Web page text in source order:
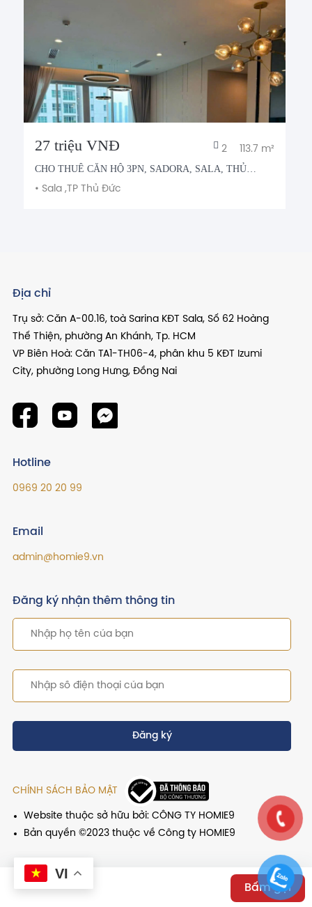
Bấm gọi
CHO THUÊ CĂN HỘ 3PN, SADORA, SALA, THỦ
THIÊM
• Sala ,TP Thủ Đức
2 113.7 m²
27 triệu VNĐ
Địa chỉ
Trụ sở: Căn A-00.16, toà Sarina KĐT Sala, Số 62 Hoàng
Thế Thiện, phường An Khánh, Tp. HCM
VP Biên Hoà: Căn TA1-TH06-4, phân khu 5 KĐT Izumi
City, phường Long Hưng, Đồng Nai
Hotline
0969 20 20 99
Email
admin@homie9.vn
Đăng ký nhận thêm thông tin
Đăng ký
Website thuộc sở hữu bởi: CÔNG TY HOMIE9
Bản quyền ©2023 thuộc về Công ty HOMIE9
CHÍNH SÁCH BẢO MẬT
VI